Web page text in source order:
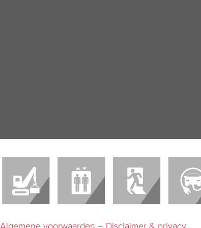
Algemene voorwaarden – Disclaimer & privacy